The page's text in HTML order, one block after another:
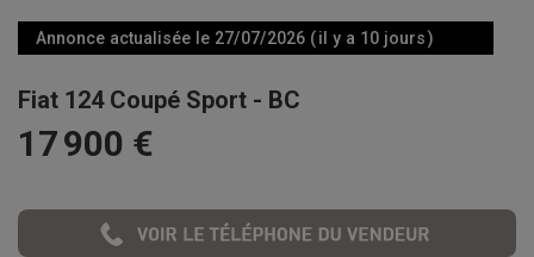
Annonce actualisée le 27/07/2026 ( il y a 10 jours )
Fiat 124 Coupé Sport - BC
17 900 €